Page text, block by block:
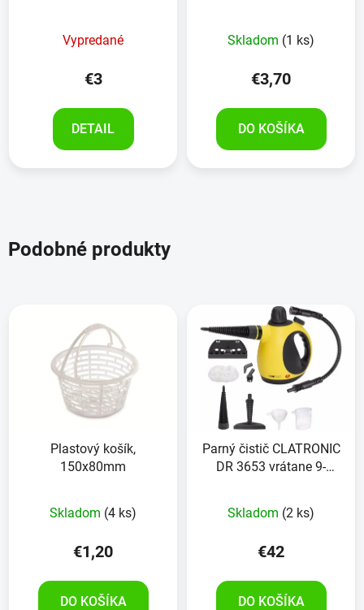
Vypredané
€3
DETAIL
Skladom (1 ks)
€3,70
DO KOŠÍKA
Podobné produkty
Plastový košík,
150x80mm
Skladom (4 ks)
€1,20
DO KOŠÍKA
Parný čistič CLATRONIC
DR 3653 vrátane 9-
Skladom (2 ks)
€42
DO KOŠÍKA